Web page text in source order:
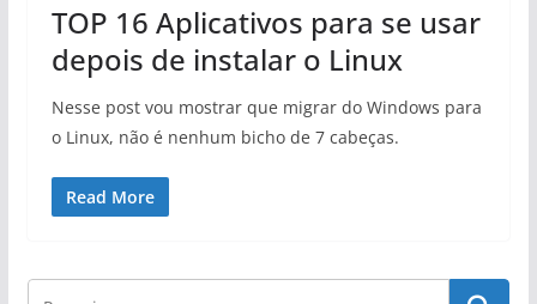
TOP 16 Aplicativos para se usar
depois de instalar o Linux
Nesse post vou mostrar que migrar do Windows para
o Linux, não é nenhum bicho de 7 cabeças.
Read More